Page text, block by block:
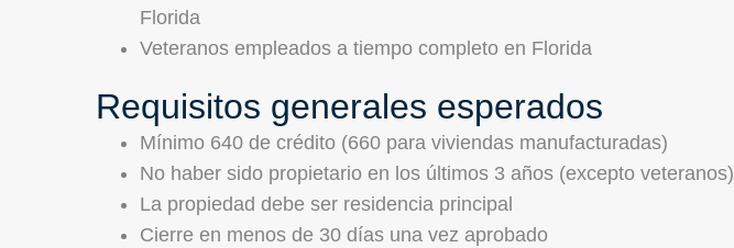
Florida
Veteranos empleados a tiempo completo en Florida
Requisitos generales esperados
Mínimo 640 de crédito (660 para viviendas manufacturadas)
No haber sido propietario en los últimos 3 años (excepto veteranos)
La propiedad debe ser residencia principal
Cierre en menos de 30 días una vez aprobado